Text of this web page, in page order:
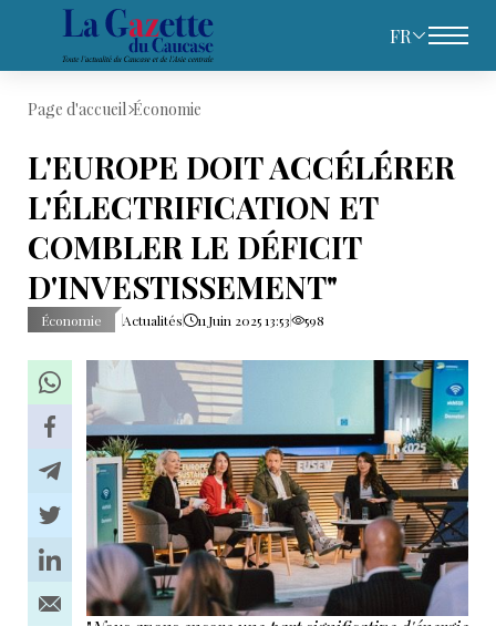
FR
Page d'accueil Économie
L'EUROPE DOIT ACCÉLÉRER
L'ÉLECTRIFICATION ET
COMBLER LE DÉFICIT
D'INVESTISSEMENT"
Économie Actualités 11 Juin 2025 13:53 598